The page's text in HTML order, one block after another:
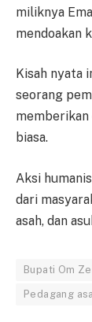
miliknya
mendoakan
Kisah nyata
seorang
biasa.
Aksi
dari
asah, dan
Bupati Om
Pedagang